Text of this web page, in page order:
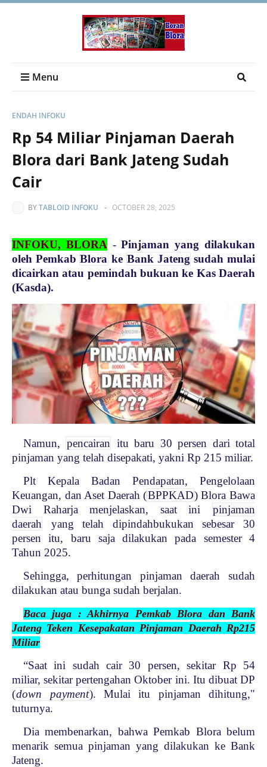
Menu
ENDAH INFOKU
Rp 54 Miliar Pinjaman Daerah
Blora dari Bank Jateng Sudah
Cair
BYTABLOID INFOKU - OCTOBER 28, 2025
INFOKU, BLORA -Pinjaman yang dilakukan
oleh Pemkab Blora ke Bank Jateng sudah mulai
dicairkan atau pemindah bukuan ke Kas Daerah
(Kasda).
Namun, pencairan itu baru 30 persen dari total
pinjaman yang telah disepakati, yakni Rp 215 miliar.
Plt Kepala Badan Pendapatan, Pengelolaan
Keuangan, dan Aset Daerah (BPPKAD) Blora Bawa
Dwi Raharja menjelaskan, saat ini pinjaman
daerah
yang telah dipindahbukukan sebesar 30
persen itu, baru saja dilakukan pada semester 4
Tahun 2025.
Sehingga, perhitungan pinjaman daerah sudah
dilakukan atau bunga sudah berjalan.
Baca juga : Akhirnya Pemkab Blora dan Bank
Jateng Teken Kesepakatan Pinjaman Daerah Rp215
Miliar
“Saat ini sudah cair 30 persen, sekitar Rp 54
miliar, sekitar pertengahan Oktober ini. Itu dibuat DP
(down payment). Mulai itu pinjaman dihitung,"
tuturnya.
Dia membenarkan, bahwa Pemkab Blora belum
menarik semua pinjaman yang dilakukan ke Bank
Jateng.